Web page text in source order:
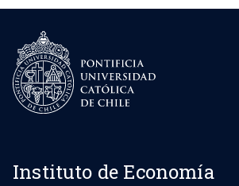
Instituto de Economía